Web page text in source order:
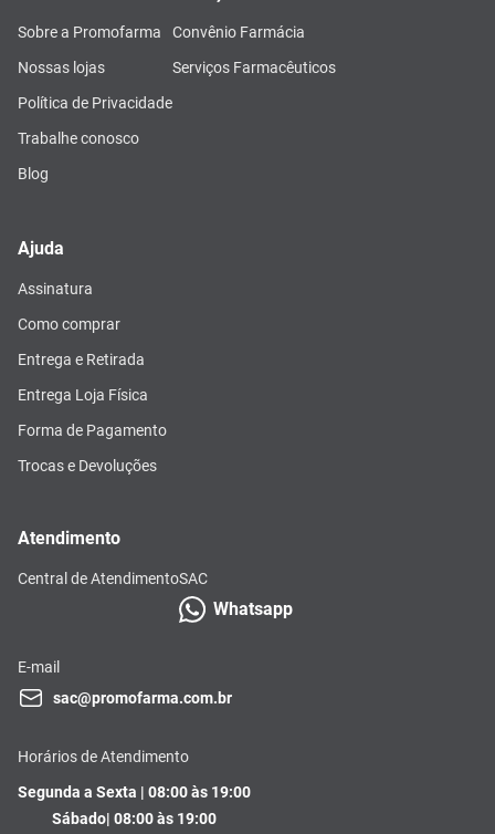
Sobre a Promofarma
Nossas lojas
Política de Privacidade
Trabalhe conosco
Blog
Convênio Farmácia
Serviços Farmacêuticos
Ajuda
Assinatura
Como comprar
Entrega e Retirada
Entrega Loja Física
Forma de Pagamento
Trocas e Devoluções
Atendimento
Central de AtendimentoSAC
Whatsapp
E-mail
sac@promofarma.com.br
Horários de Atendimento
Segunda a Sexta | 08:00 às 19:00
Sábado| 08:00 às 19:00